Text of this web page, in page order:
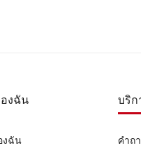
งฉัน
ฉัน
บริก
คำถ